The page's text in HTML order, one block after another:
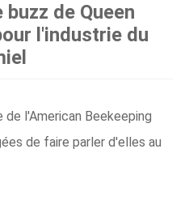
de Queen
l'industrie du
l'American Beekeeping
de faire parler d'elles au